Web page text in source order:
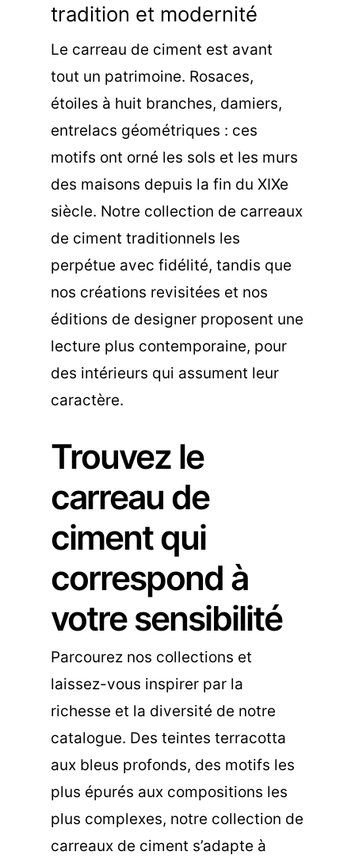
tradition et modernité
Le carreau de ciment est avant
tout un patrimoine. Rosaces,
étoiles à huit branches, damiers,
entrelacs géométriques : ces
motifs ont orné les sols et les murs
des maisons depuis la fin du XIXe
siècle. Notre collection de carreaux
de ciment traditionnels les
perpétue avec fidélité, tandis que
nos créations revisitées et nos
éditions de designer proposent une
lecture plus contemporaine, pour
des intérieurs qui assument leur
caractère.
Trouvez le
carreau de
ciment qui
correspond à
votre sensibilité
Parcourez nos collections et
laissez-vous inspirer par la
richesse et la diversité de notre
catalogue. Des teintes terracotta
aux bleus profonds, des motifs les
plus épurés aux compositions les
plus complexes, notre collection de
carreaux de ciment s’adapte à